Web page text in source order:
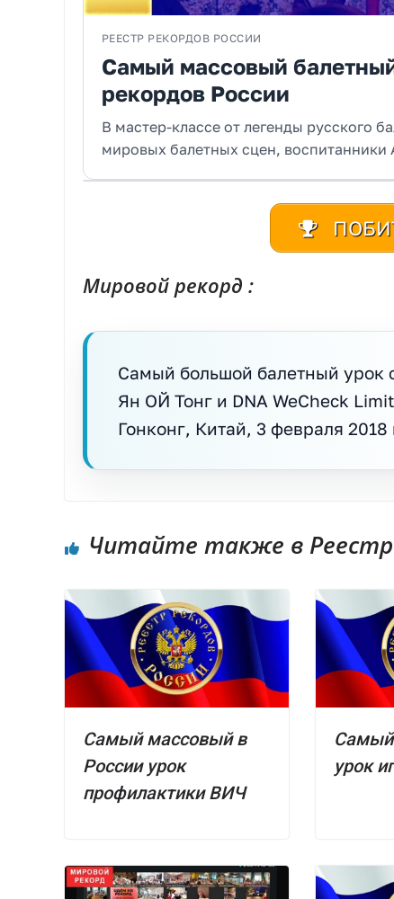
РЕЕСТР РЕКОРДОВ РОССИИ
Самый массовый
рекордов России
В мастер-классе от легенды русского
мировых балетных сцен,
Мировой рекорд :
Самый большой балетный урок
Ян ОЙ Тонг и DNA WeCheck
Гонконг, Китай, 3 февраля 2018
Читайте также в
Самый массовый в
России урок
профилактики ВИЧ
урок